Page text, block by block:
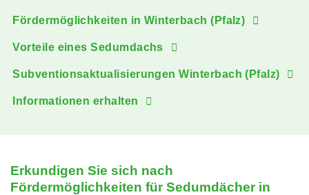
Fördermöglichkeiten in Winterbach (Pfalz)
Vorteile eines Sedumdachs
Subventionsaktualisierungen Winterbach (Pfalz)
Informationen erhalten
Erkundigen Sie sich nach
Fördermöglichkeiten für Sedumdächer in